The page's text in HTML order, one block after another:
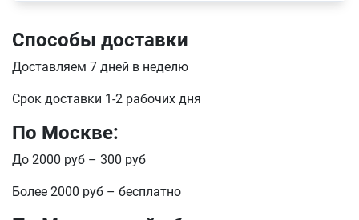
Способы доставки
Доставляем 7 дней в неделю
Срок доставки 1-2 рабочих дня
По Москве:
До 2000 руб – 300 руб
Более 2000 руб – бесплатно
отправить